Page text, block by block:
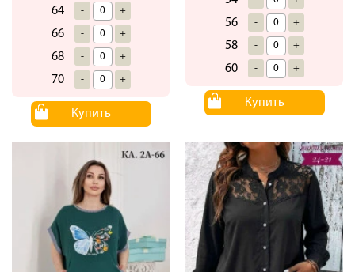
64 - +
66 - +
68 - +
70 - +
Купить
56 - +
58 - +
60 - +
Купить